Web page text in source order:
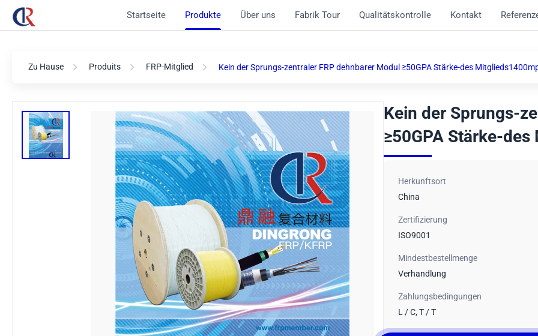
Startseite Produkte Über uns Fabrik Tour Qualitätskontrolle Kontakt
Zu Hause Produits FRP-Mitglied Kein der Sprungs-zentraler FRP dehnbarer Modul ≥50GPA Stärke-des
Kein der Sprungs-
≥50GPA Stärke-
Herkunftsort
China
Zertifizierung
ISO9001
Mindestbestellmenge
Verhandlung
Zahlungsbedingungen
L / C, T / T